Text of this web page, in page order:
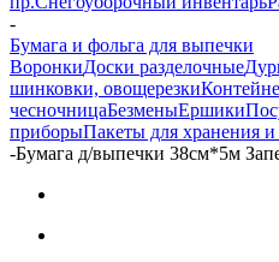
-
Бумага и фольга для выпечки
ВоронкиДоски разделочные
шинковки, овощерезки
чесночницаБезменыЕршики
приборыПакеты для хранения и
-Бумага д/выпечки 38см*5м